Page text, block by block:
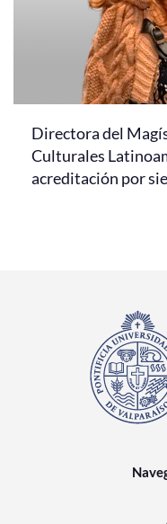
Directora del
Culturales
acreditación por